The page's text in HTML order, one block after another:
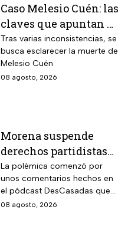
Caso Melesio Cuén: las
claves que apuntan a
un posible montaje en
su asesinato
Tras varias inconsistencias, se
busca esclarecer la muerte de
Melesio Cuén
08 agosto, 2026
Morena suspende
derechos partidistas
de Nayeli Salvatori y
Graciela Palomares
por insulto a adultos
mayores
La polémica comenzó por
unos comentarios hechos en
el pódcast DesCasadas que
se volvieron virales en redes
08 agosto, 2026